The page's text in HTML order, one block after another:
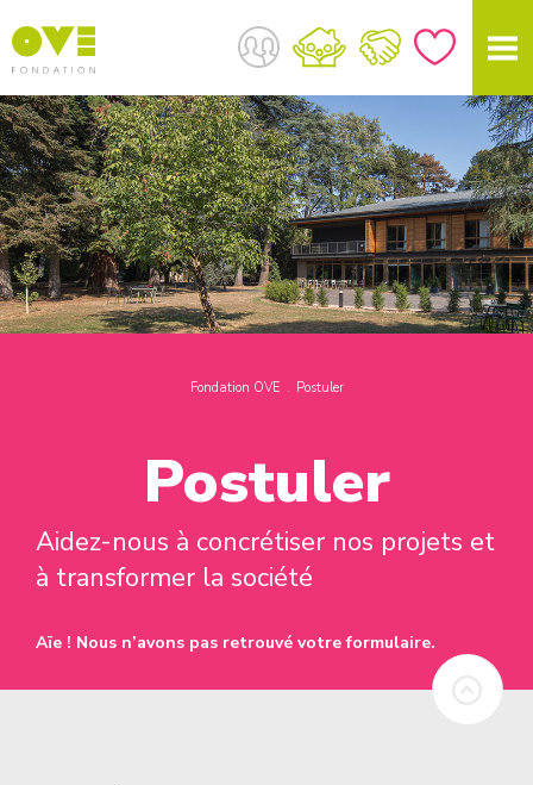
Fondation OVE Postuler
Postuler
Aidez-nous à concrétiser nos projets et
à transformer la société
Aïe ! Nous n’avons pas retrouvé votre formulaire.